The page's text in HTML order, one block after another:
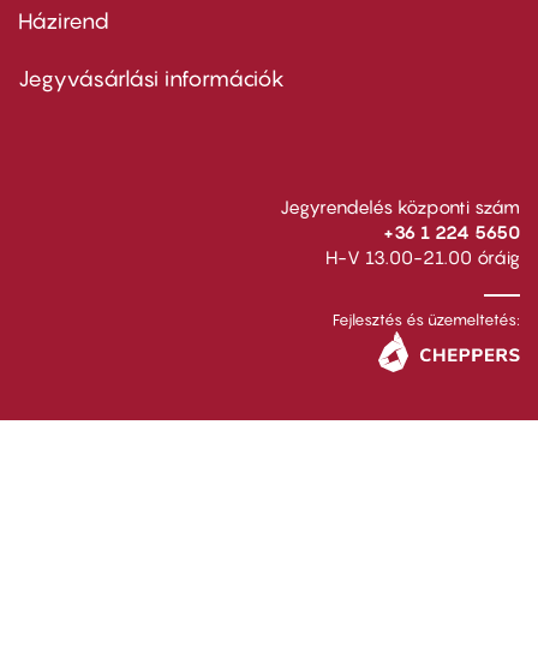
Footer
second
Házirend
Jegyvásárlási információk
Jegyrendelés központi szám
+36 1 224 5650
H-V 13.00-21.00 óráig
Fejlesztés és üzemeltetés: